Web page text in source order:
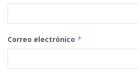
Correo electrónico *